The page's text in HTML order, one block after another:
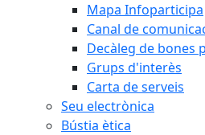
Mapa Infoparticipa
Canal de
Decàleg de bones
Grups d'interès
Carta de serveis
Seu electrònica
Bústia ètica